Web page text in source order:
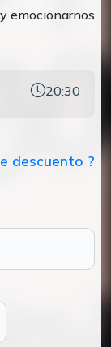
emocionarnos
20:30
descuento ?